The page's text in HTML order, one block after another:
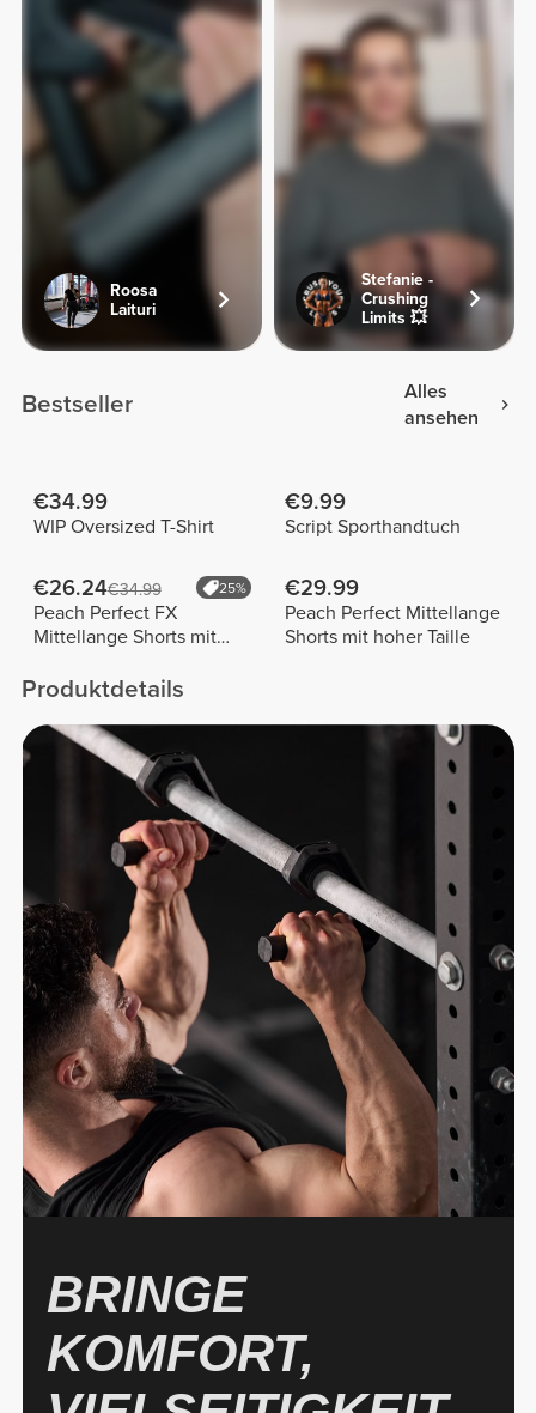
Roosa
Laituri
Stefanie -
Crushing
Limits 💥
Bestseller
Alles
ansehen
€34.99
WIP Oversized T-Shirt
€9.99
Script Sporthandtuch
€26.24€34.99 25%
Peach Perfect FX
Mittellange Shorts mit
€29.99
Peach Perfect Mittellange
Shorts mit hoher Taille
Produktdetails
BRINGE
KOMFORT,